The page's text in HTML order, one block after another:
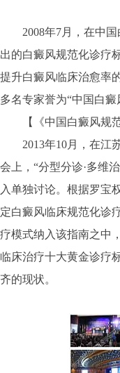
2008年7月，在中国
出的白癜风规范化诊疗
提升白癜风临床治愈率
多名专家誉为“中国白癜
【《中国白癜风规范
2013年10月，在江苏
会上，“分型分诊·多维
入单独讨论。根据罗宝
定白癜风临床规范化诊
疗模式纳入该指南之中
临床治疗十大黄金诊疗
齐的现状。